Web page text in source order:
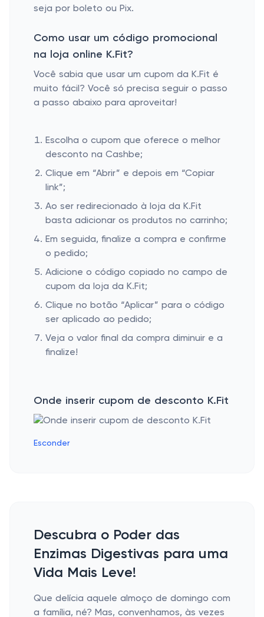
seja por boleto ou Pix.
Como usar um código promocional
na loja online K.Fit?
Você sabia que usar um cupom da K.Fit é
muito fácil? Você só precisa seguir o passo
a passo abaixo para aproveitar!
Escolha o cupom que oferece o melhor
desconto na Cashbe;
Clique em “Abrir” e depois em “Copiar
link”;
Ao ser redirecionado à loja da K.Fit
basta adicionar os produtos no carrinho;
Em seguida, finalize a compra e confirme
o pedido;
Adicione o código copiado no campo de
cupom da loja da K.Fit;
Clique no botão “Aplicar” para o código
ser aplicado ao pedido;
Veja o valor final da compra diminuir e a
finalize!
Onde inserir cupom de desconto K.Fit
Esconder
Descubra o Poder das
Enzimas Digestivas para uma
Vida Mais Leve!
Que delícia aquele almoço de domingo com
a família, né? Mas, convenhamos, às vezes